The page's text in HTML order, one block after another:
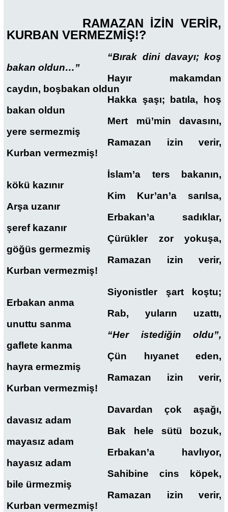
RAMAZAN İZİN VERİR,
KURBAN VERMEZMİŞ!?
“Bırak dini davayı; koş
bakan oldun…”
Hayır makamdan
caydın, boşbakan oldun
Hakka şaşı; batıla, hoş
bakan oldun
Mert mü’min davasını,
yere sermezmiş
Ramazan izin verir,
Kurban vermezmiş!
İslam’a ters bakanın,
kökü kazınır
Kim Kur’an’a sarılsa,
Arşa uzanır
Erbakan’a sadıklar,
şeref kazanır
Çürükler zor yokuşa,
göğüs germezmiş
Ramazan izin verir,
Kurban vermezmiş!
Siyonistler şart koştu;
Erbakan anma
Rab, yuların uzattı,
unuttu sanma
“Her istediğin oldu”,
gaflete kanma
Çün hıyanet eden,
hayra ermezmiş
Ramazan izin verir,
Kurban vermezmiş!
Davardan çok aşağı,
davasız adam
Bak hele sütü bozuk,
mayasız adam
Erbakan’a havlıyor,
hayasız adam
Sahibine cins köpek,
bile ürmezmiş
Ramazan izin verir,
Kurban vermezmiş!